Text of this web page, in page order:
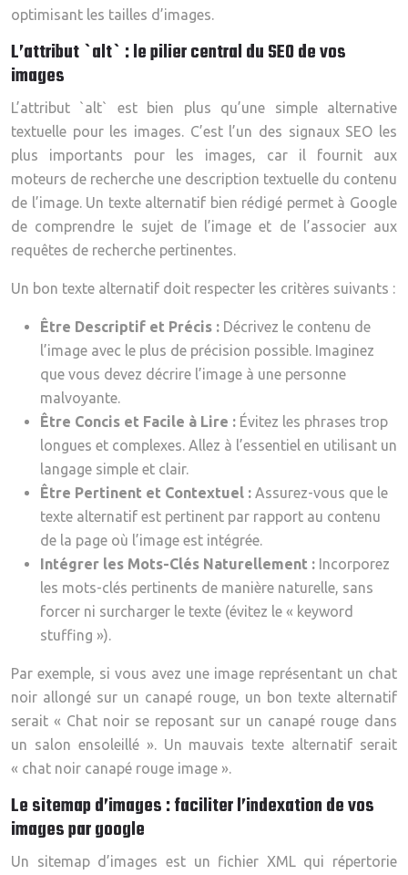
optimisant les tailles d’images.
L’attribut `alt` : le pilier central du SEO de vos
images
L’attribut `alt` est bien plus qu’une simple alternative
textuelle pour les images. C’est l’un des signaux SEO les
plus importants pour les images, car il fournit aux
moteurs de recherche une description textuelle du contenu
de l’image. Un texte alternatif bien rédigé permet à Google
de comprendre le sujet de l’image et de l’associer aux
requêtes de recherche pertinentes.
Un bon texte alternatif doit respecter les critères suivants :
Être Descriptif et Précis : Décrivez le contenu de
l’image avec le plus de précision possible. Imaginez
que vous devez décrire l’image à une personne
malvoyante.
Être Concis et Facile à Lire : Évitez les phrases trop
longues et complexes. Allez à l’essentiel en utilisant un
langage simple et clair.
Être Pertinent et Contextuel : Assurez-vous que le
texte alternatif est pertinent par rapport au contenu
de la page où l’image est intégrée.
Intégrer les Mots-Clés Naturellement : Incorporez
les mots-clés pertinents de manière naturelle, sans
forcer ni surcharger le texte (évitez le « keyword
stuffing »).
Par exemple, si vous avez une image représentant un chat
noir allongé sur un canapé rouge, un bon texte alternatif
serait « Chat noir se reposant sur un canapé rouge dans
un salon ensoleillé ». Un mauvais texte alternatif serait
« chat noir canapé rouge image ».
Le sitemap d’images : faciliter l’indexation de vos
images par google
Un sitemap d’images est un fichier XML qui répertorie